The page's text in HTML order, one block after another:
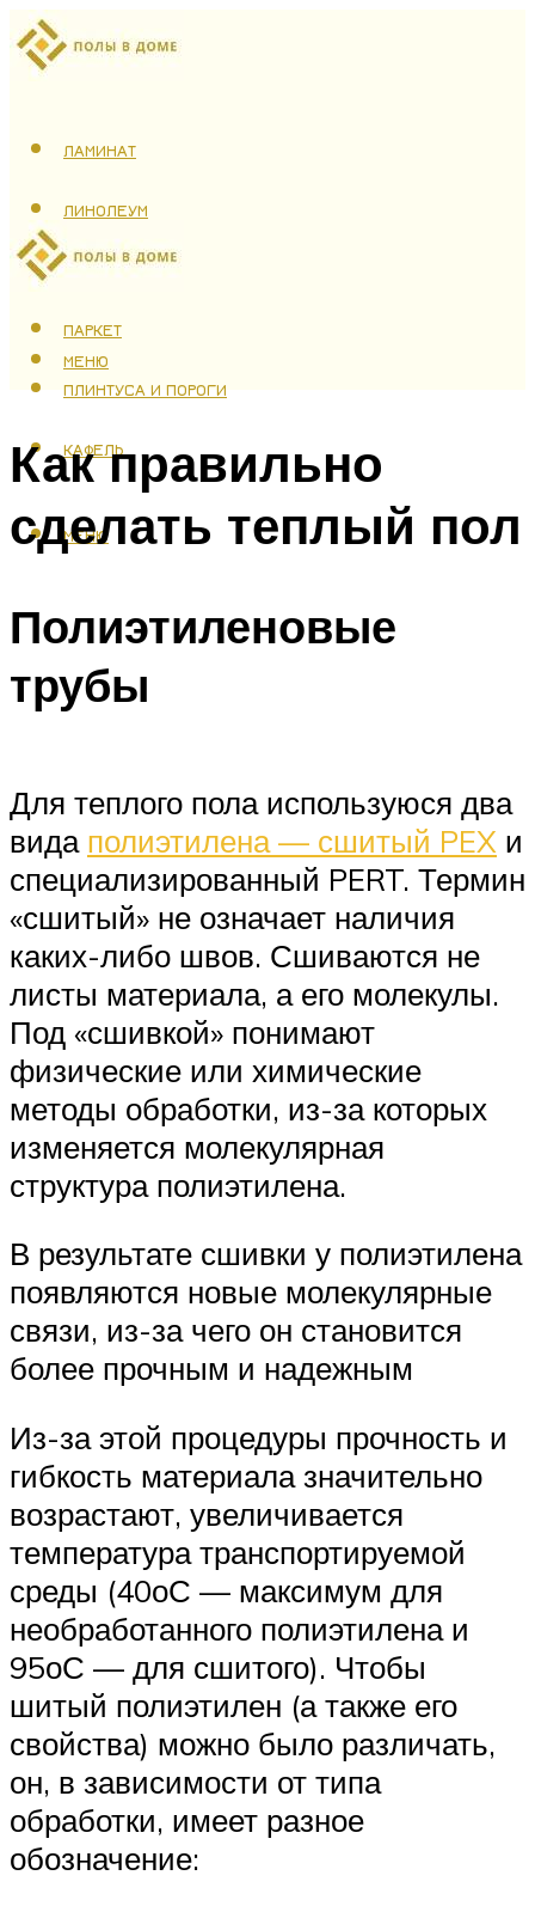
ЛАМИНАТ
ЛИНОЛЕУМ
ТЕПЛЫЙ ПОЛ
ПАРКЕТ
ПЛИНТУСА И ПОРОГИ
КАФЕЛЬ
МЕНЮ
МЕНЮ
Как правильно
сделать теплый пол
Полиэтиленовые
трубы
Для теплого пола используюся два
вида полиэтилена — сшитый PEX и
специализированный PERT. Термин
«сшитый» не означает наличия
каких-либо швов. Сшиваются не
листы материала, а его молекулы.
Под «сшивкой» понимают
физические или химические
методы обработки, из-за которых
изменяется молекулярная
структура полиэтилена.
В результате сшивки у полиэтилена
появляются новые молекулярные
связи, из-за чего он становится
более прочным и надежным
Из-за этой процедуры прочность и
гибкость материала значительно
возрастают, увеличивается
температура транспортируемой
среды (40оС — максимум для
необработанного полиэтилена и
95оС — для сшитого). Чтобы
шитый полиэтилен (а также его
свойства) можно было различать,
он, в зависимости от типа
обработки, имеет разное
обозначение: